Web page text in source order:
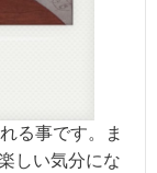
る事です。ま
しい気分にな